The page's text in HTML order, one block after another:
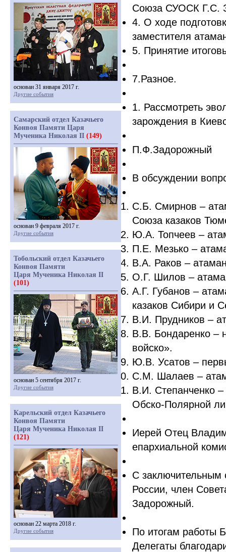
Союза СУОСК Г.С.
4. О ходе
заместителя
5. Принятие
7.Разное.
1. Рассмотреть
зарождения в
П.Ф.Задорожный
В обсуждении
С.Б. Смирнов –
Союза казаков
Ю.А. Топчеев –
П.Е. Мезько –
В.А. Раков –
О.Г. Шилов –
А.Г. Губанов –
казаков Сибири и
В.И. Прудников –
В.В. Бондаренко –
войско».
Ю.В. Усатов –
С.М. Шалаев –
В.И. Степанченко
Обско-Полярной
Иерей Отец
епархиальной
С заключительным
России, член
Задорожный.
По итогам работы
Делегаты
основан 31 января 2017 г.
Другие события
Самарский отдел Казачьего
Конвоя Памяти Царя
Мученика Николая II (149)
основан 9 февраля 2017 г.
Другие события
Тобольский отдел Казачьего
Конвоя Памяти
Царя Мученика Николая II
(101)
основан 5 сентября 2017 г.
Другие события
Карельский отдел Казачьего
Конвоя Памяти
Царя Мученика Николая II
(121)
основан 22 марта 2018 г.
Другие события